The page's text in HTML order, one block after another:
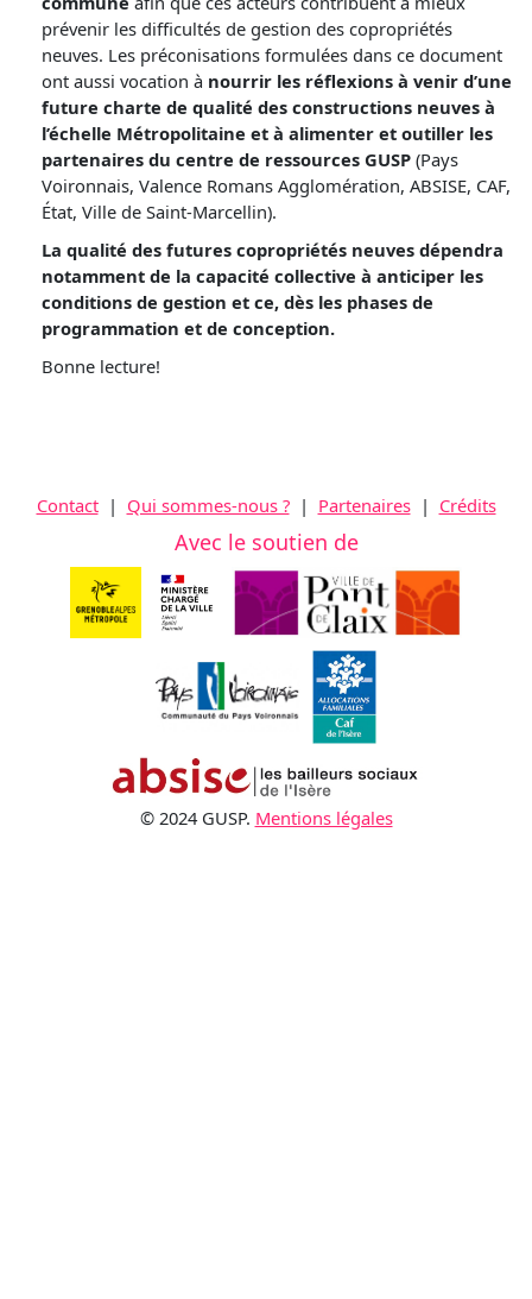
prévenir les difficultés de gestion des copropriétés
neuves. Les préconisations formulées dans ce document
ont aussi vocation à nourrir les réflexions à venir d’une
future charte de qualité des constructions neuves à
l’échelle Métropolitaine et à alimenter et outiller les
partenaires du centre de ressources GUSP (Pays
Voironnais, Valence Romans Agglomération, ABSISE, CAF,
État, Ville de Saint-Marcellin).
La qualité des futures copropriétés neuves dépendra
notamment de la capacité collective à anticiper les
conditions de gestion et ce, dès les phases de
programmation et de conception.
Bonne lecture!
Contact| Qui sommes-nous ?| Partenaires| Crédits
Avec le soutien de
© 2024 GUSP. Mentions légales